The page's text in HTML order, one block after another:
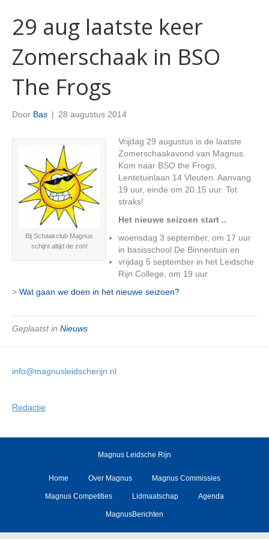
29 aug laatste keer
Zomerschaak in BSO
The Frogs
Door Bas | 28 augustus 2014
Bij Schaakclub Magnus
schijnt altijd de zon!
Vrijdag 29 augustus is de laatste
Zomerschaakavond van Magnus.
Kom naar BSO the Frogs,
Lentetuinlaan 14 Vleuten. Aanvang
19 uur, einde om 20.15 uur. Tot
straks!
Het nieuwe seizoen start ..
woensdag 3 september, om 17 uur
in basisschool De Binnentuin en
vrijdag 5 september in het Leidsche
Rijn College, om 19 uur
> Wat gaan we doen in het nieuwe seizoen?
Geplaatst in Nieuws
info@magnusleidscherijn.nl
Redactie
Magnus Leidsche Rijn
Home Over Magnus Magnus Commissies
Magnus Competities Lidmaatschap Agenda
MagnusBerichten